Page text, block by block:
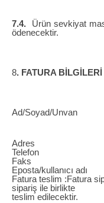
7.4. Ürün sevkiyat
ödenecektir.
8. FATURA BİLGİLERİ
Ad/Soyad/Unvan
Adres
Telefon
Faks
Eposta/kullanıcı adı
Fatura teslim :Fatura
sipariş ile birlikte
teslim edilecektir.